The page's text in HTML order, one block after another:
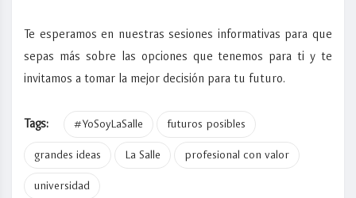
Te esperamos en nuestras sesiones informativas para que
sepas más sobre las opciones que tenemos para ti y te
invitamos a tomar la mejor decisión para tu futuro.
Tags: #YoSoyLaSalle futuros posibles
grandes ideas La Salle profesional con valor
universidad